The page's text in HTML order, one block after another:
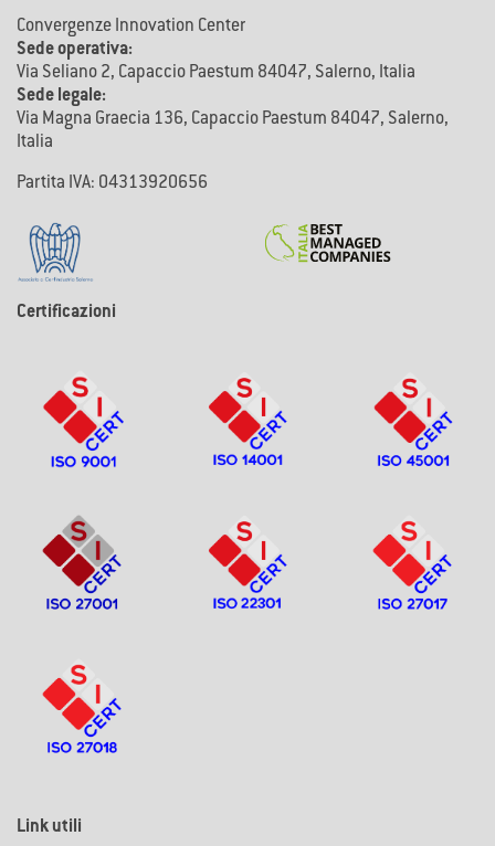
Convergenze Innovation Center
Sede operativa:
Via Seliano 2, Capaccio Paestum 84047, Salerno, Italia
Sede legale:
Via Magna Graecia 136, Capaccio Paestum 84047, Salerno,
Italia
Partita IVA: 04313920656
Certificazioni
Link utili